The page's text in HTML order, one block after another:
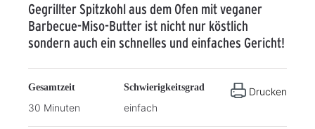
Gegrillter Spitzkohl aus dem Ofen mit veganer
Barbecue-Miso-Butter ist nicht nur köstlich
sondern auch ein schnelles und einfaches Gericht!
Gesamtzeit
30 Minuten
Schwierigkeitsgrad
einfach
Drucken